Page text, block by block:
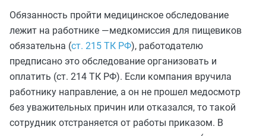
Обязанность пройти медицинское обследование
лежит на работнике —медкомиссия для пищевиков
обязательна (ст. 215 ТК РФ), работодателю
предписано это обследование организовать и
оплатить (ст. 214 ТК РФ). Если компания вручила
работнику направление, а он не прошел медосмотр
без уважительных причин или отказался, то такой
сотрудник отстраняется от работы приказом. В